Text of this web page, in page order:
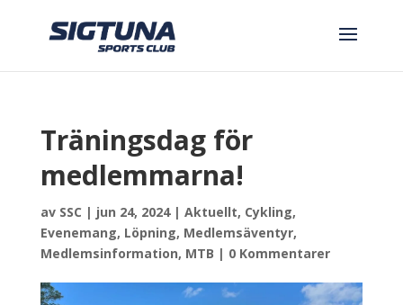
Träningsdag för
medlemmarna!
av SSC | jun 24, 2024| Aktuellt, Cykling,
Evenemang, Löpning, Medlemsäventyr,
Medlemsinformation, MTB | 0 Kommentarer